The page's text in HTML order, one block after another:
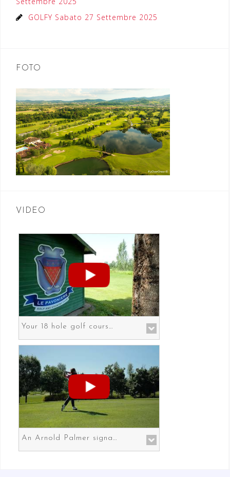
GOLFY Sabato 27 Settembre 2025
FOTO
VIDEO
Your 18 hole golf course in Prato the gateway to Florence
An Arnold Palmer signature course in Prato the gateway to Florence